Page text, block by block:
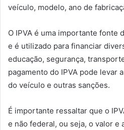
veículo, modelo, ano de
O IPVA é uma importante fonte
e é utilizado para financiar
educação, segurança,
pagamento do IPVA pode levar
do veículo e outras sanções.
É importante ressaltar que o
e não federal, ou seja, o valor e